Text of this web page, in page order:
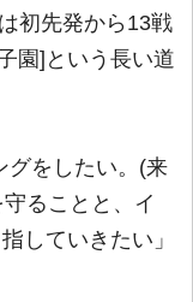
初先発から13戦
園]という長い道
グをしたい。(来
ることと、イ
していきたい」